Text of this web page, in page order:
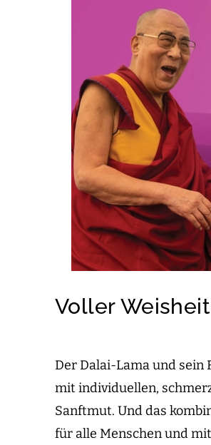
Voller
Der Dalai-Lama und sein
mit individuellen,
Sanftmut. Und das
für alle Menschen und